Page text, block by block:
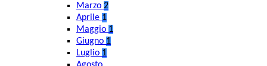
Marzo 2
Aprile 1
Maggio 1
Giugno 1
Luglio 1